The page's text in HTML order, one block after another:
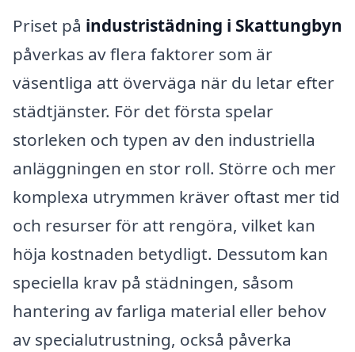
Priset på industristädning i Skattungbyn
påverkas av flera faktorer som är
väsentliga att överväga när du letar efter
städtjänster. För det första spelar
storleken och typen av den industriella
anläggningen en stor roll. Större och mer
komplexa utrymmen kräver oftast mer tid
och resurser för att rengöra, vilket kan
höja kostnaden betydligt. Dessutom kan
speciella krav på städningen, såsom
hantering av farliga material eller behov
av specialutrustning, också påverka